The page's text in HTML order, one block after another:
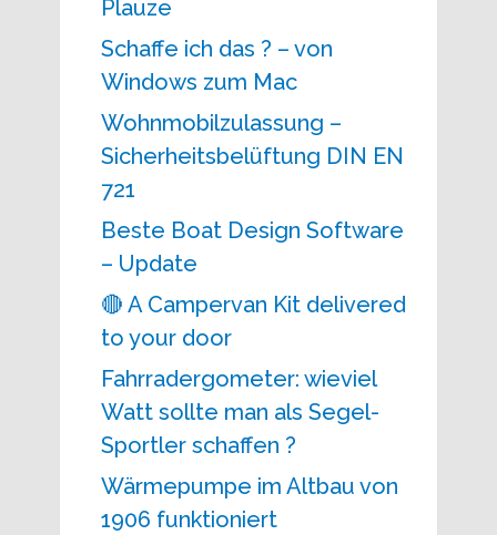
Plauze
Schaffe ich das ? – von
Windows zum Mac
Wohnmobilzulassung –
Sicherheitsbelüftung DIN EN
721
Beste Boat Design Software
– Update
🔴 A Campervan Kit delivered
to your door
Fahrradergometer: wieviel
Watt sollte man als Segel-
Sportler schaffen ?
Wärmepumpe im Altbau von
1906 funktioniert